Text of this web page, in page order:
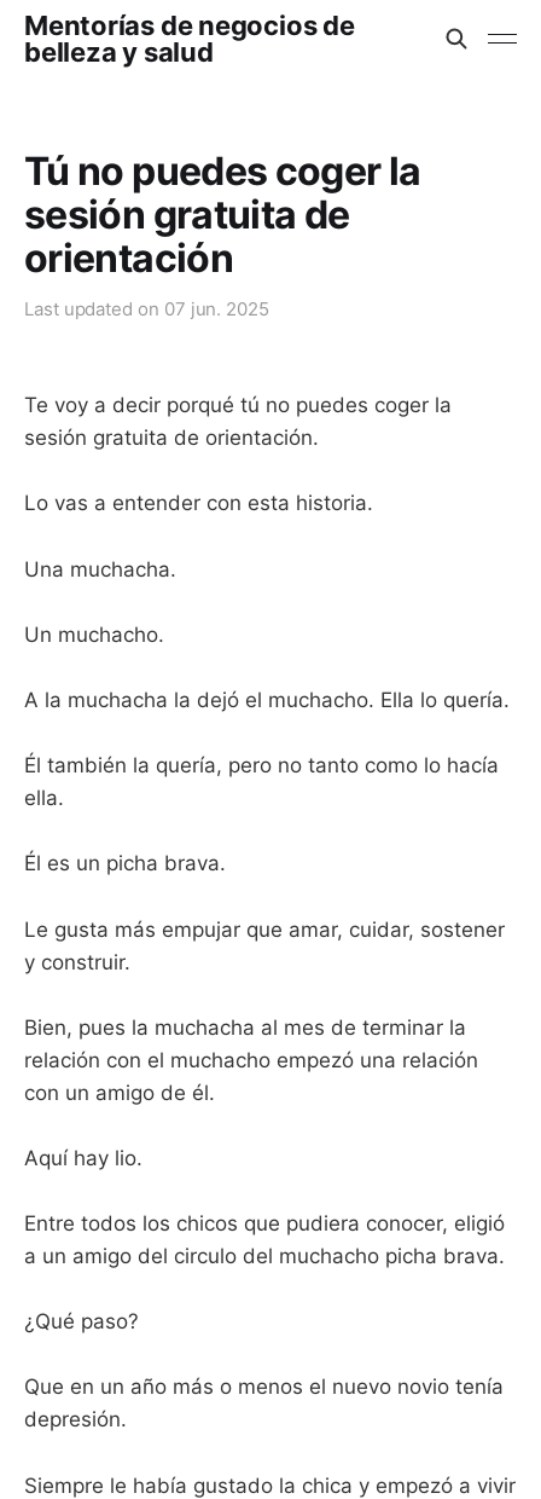
Mentorías de negocios de
belleza y salud
Tú no puedes coger la
sesión gratuita de
orientación
Last updated on 07 jun. 2025
Te voy a decir porqué tú no puedes coger la
sesión gratuita de orientación.
Lo vas a entender con esta historia.
Una muchacha.
Un muchacho.
A la muchacha la dejó el muchacho. Ella lo quería.
Él también la quería, pero no tanto como lo hacía
ella.
Él es un picha brava.
Le gusta más empujar que amar, cuidar, sostener
y construir.
Bien, pues la muchacha al mes de terminar la
relación con el muchacho empezó una relación
con un amigo de él.
Aquí hay lio.
Entre todos los chicos que pudiera conocer, eligió
a un amigo del circulo del muchacho picha brava.
¿Qué paso?
Que en un año más o menos el nuevo novio tenía
depresión.
Siempre le había gustado la chica y empezó a vivir